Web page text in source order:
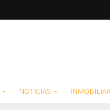
NOTICIAS